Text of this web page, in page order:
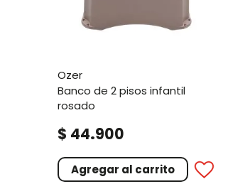
ozer
banco de 2 pisos infantil
rosado
$ 44.900
Agregar al carrito